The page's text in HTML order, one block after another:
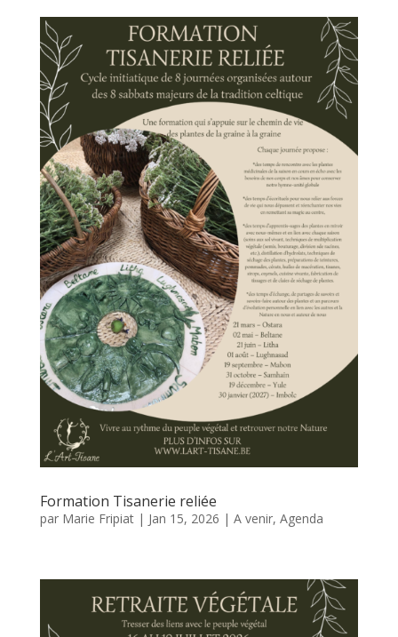
Formation Tisanerie reliée
par Marie Fripiat| Jan 15, 2026 | A venir, Agenda